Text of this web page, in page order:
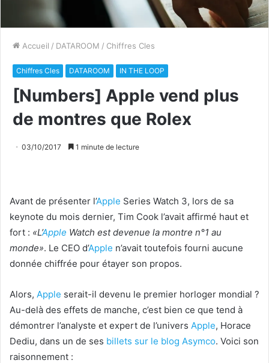
Accueil / DATAROOM / Chiffres Cles
Chiffres Cles DATAROOM IN THE LOOP
[Numbers] Apple vend plus
de montres que Rolex
03/10/2017 1 minute de lecture
Avant de présenter l’Apple Series Watch 3, lors de sa
keynote du mois dernier, Tim Cook l’avait affirmé haut et
fort : «L’Apple Watch est devenue la montre n°1 au
monde». Le CEO d’Apple n’avait toutefois fourni aucune
donnée chiffrée pour étayer son propos.
Alors, Apple serait-il devenu le premier horloger mondial ?
Au-delà des effets de manche, c’est bien ce que tend à
démontrer l’analyste et expert de l’univers Apple, Horace
Dediu, dans un de ses billets sur le blog Asymco. Voici son
raisonnement :